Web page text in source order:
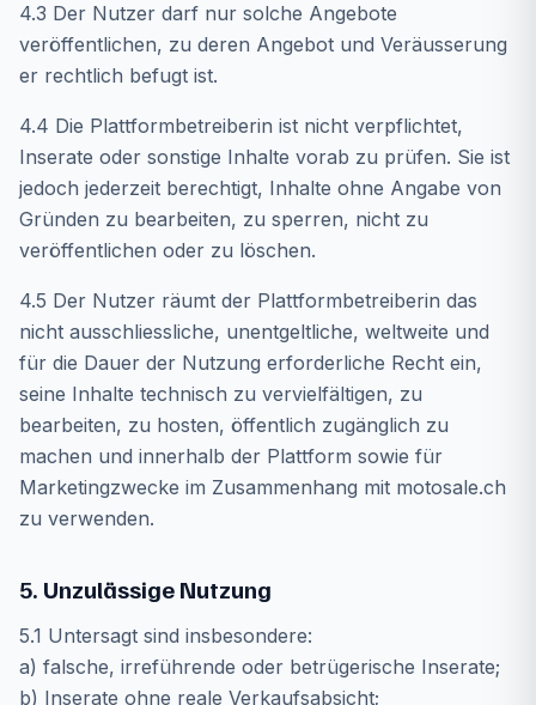
4.3 Der Nutzer darf nur solche Angebote
veröffentlichen, zu deren Angebot und Veräusserung
er rechtlich befugt ist.
4.4 Die Plattformbetreiberin ist nicht verpflichtet,
Inserate oder sonstige Inhalte vorab zu prüfen. Sie ist
jedoch jederzeit berechtigt, Inhalte ohne Angabe von
Gründen zu bearbeiten, zu sperren, nicht zu
veröffentlichen oder zu löschen.
4.5 Der Nutzer räumt der Plattformbetreiberin das
nicht ausschliessliche, unentgeltliche, weltweite und
für die Dauer der Nutzung erforderliche Recht ein,
seine Inhalte technisch zu vervielfältigen, zu
bearbeiten, zu hosten, öffentlich zugänglich zu
machen und innerhalb der Plattform sowie für
Marketingzwecke im Zusammenhang mit motosale.ch
zu verwenden.
5. Unzulässige Nutzung
5.1 Untersagt sind insbesondere:
a) falsche, irreführende oder betrügerische Inserate;
b) Inserate ohne reale Verkaufsabsicht;